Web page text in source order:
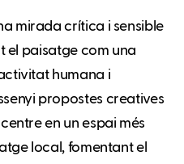
mirada crítica i sensible
el paisatge com una
humana i
propostes creatives
en un espai més
local, fomentant el